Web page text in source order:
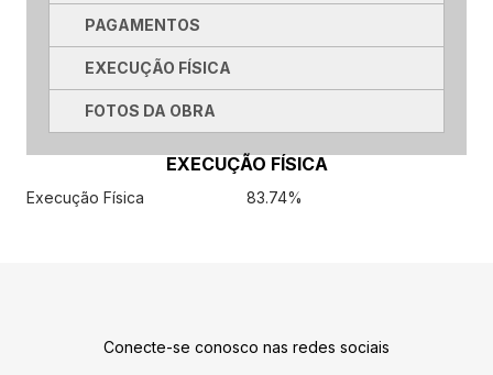
PAGAMENTOS
EXECUÇÃO FÍSICA
FOTOS DA OBRA
EXECUÇÃO FÍSICA
Execução Física 83.74%
Conecte-se conosco nas redes sociais